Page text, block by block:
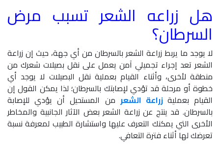
هل زراعه الشعر تسبب مرض
السرطان؟
لا يوجد ما يربط زراعة الشعر بالسرطان من أي جهة، حيث إن زراعة
الشعر تعد إجراء تجميلي آمن يعمل على نقل بصيلات شعرك من
منطقة لأخرى، وأثناء القيام بعملية نقل البصيلات لا يوجد أي
خطوة أو مرحلة قد تؤدي لإصابتك بالسرطان؛ لذا يمكن القول إن
القيام بعملية زراعة الشعر من المستحيل أن يؤدي للإصابة
بالسرطان. قد ينتج عن زراعة الشعر بعض الآثار الجانبية والمخاطر
الأخرى التي يمكنك التعرف عليها واستشارة الطبيب لمعرفة نسبة
تعرضك لها أثناء فترة التعافي.